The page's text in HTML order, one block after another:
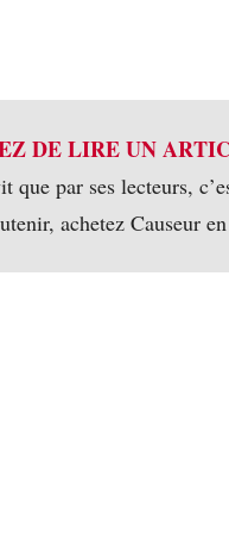
DE LIRE UN
que par ses lecteurs,
achetez Causeur